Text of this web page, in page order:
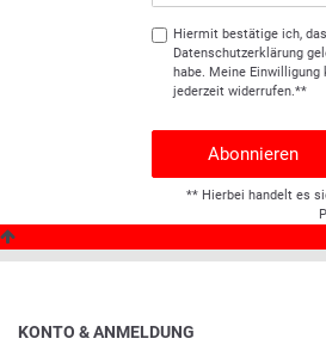
Hiermit bestätige ich,
Daten­schutz­erklärung
habe. Meine Einwilligung
jederzeit widerrufen.**
Abonnieren
** Hierbei handelt es
KONTO & ANMELDUNG